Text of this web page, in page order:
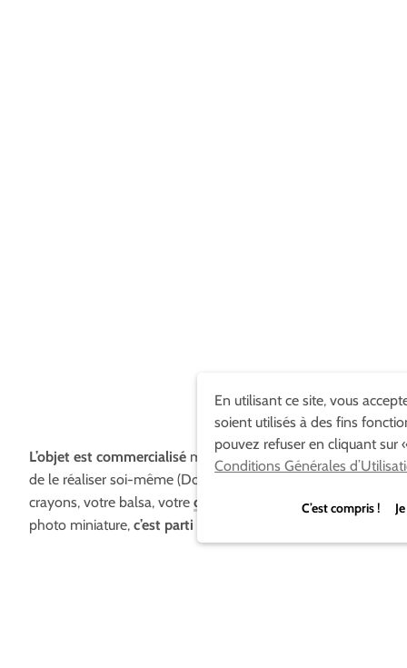
En utilisant ce site, vous
soient utilisés à des fins
pouvez refuser en cliquant sur
Conditions Générales
C’est compris !
L’objet est commercialisé mais je pense qu’il est possible
de le réaliser soi-même (Do It Yourself inside). À vos
crayons, votre balsa, votre carte
sim et votre appareil
photo miniature, c’est parti !